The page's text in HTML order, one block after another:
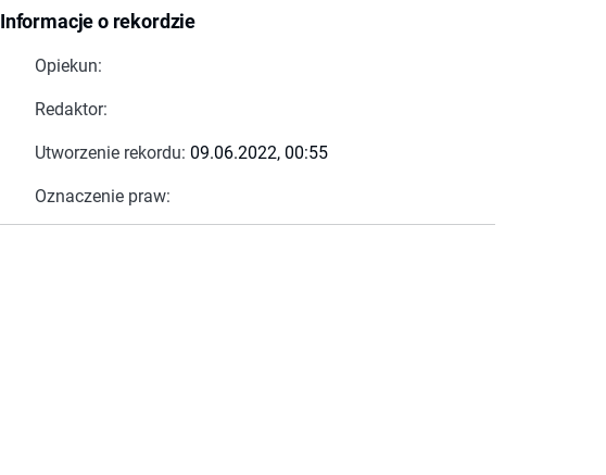
Informacje o rekordzie
Opiekun:
Redaktor:
Utworzenie rekordu: 09.06.2022, 00:55
Oznaczenie praw: